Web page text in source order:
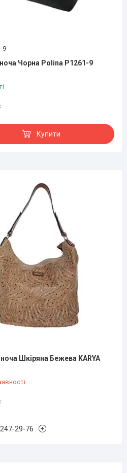
9
Чорна Polina P1261-9
Купити
Шкіряна Бежева KARYA
29-76